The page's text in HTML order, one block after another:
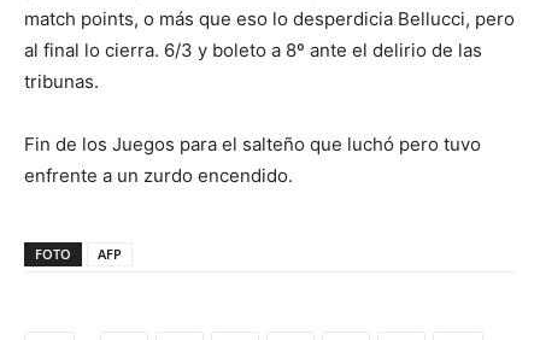
match points, o más que eso lo desperdicia Bellucci, pero
al final lo cierra. 6/3 y boleto a 8º ante el delirio de las
tribunas.
Fin de los Juegos para el salteño que luchó pero tuvo
enfrente a un zurdo encendido.
FOTO AFP